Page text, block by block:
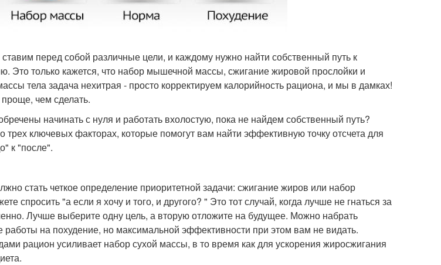
перед собой различные цели, и каждому нужно найти собственный путь к
Это только кажется, что набор мышечной массы, сжигание жировой прослойки и
тела задача нехитрая - просто корректируем калорийность рациона, и мы в дамках!
чем сделать.
начинать с нуля и работать вхолостую, пока не найдем собственный путь?
трех ключевых факторах, которые помогут вам найти эффективную точку отсчета для
к "после".
стать четкое определение приоритетной задачи: сжигание жиров или набор
спросить "а если я хочу и того, и другого? " Это тот случай, когда лучше не гнаться за
Лучше выберите одну цель, а вторую отложите на будущее. Можно набрать
на похудение, но максимальной эффективности при этом вам не видать.
рацион усиливает набор сухой массы, в то время как для ускорения жиросжигания